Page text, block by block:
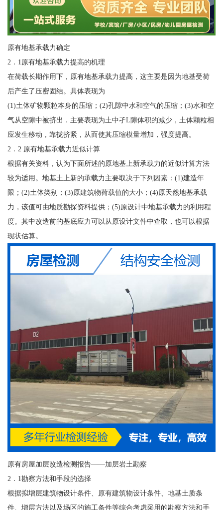
原有地基承载力确定
2．1原有地基承载力提高的机理
在荷载长期作用下，原有地基承载力提高，这主要是因为地基受荷
后产生了压密固结。具体表现为
(1)土体矿物颗粒本身的压缩；(2)孔隙中水和空气的压缩；(3)水和空
气从空隙中被挤出．主要表现为土中孑L隙体积的减少，土体颗粒相
应发生移动，靠拢挤紧，从而使其压缩模量增加，强度提高。
2．2 原有地基承载力近似计算
根据有关资料，认为下面所述的原地基上新承载力的近似计算方法
较为适用。地基土上新的承载力主要取决于下列因素：(1)建造年
限；(2)土体类别；(3)原建筑物荷载值的大小；(4)原天然地基承载
力，该值可由地质勘探资料提供；(5)原设计中地基承载力的利用程
度。其中改造前的基底应力可以从原设计文件中查取，也可以根据
现状估算。
原有房屋加层改造检测报告——加层岩土勘察
2．1勘察方法和手段的选择
根据拟增层建筑物设计条件、原有建筑物设计条件、地基土质条
件、增层方法以及场区的施工条件等综合考虑采用的勘察方法和手